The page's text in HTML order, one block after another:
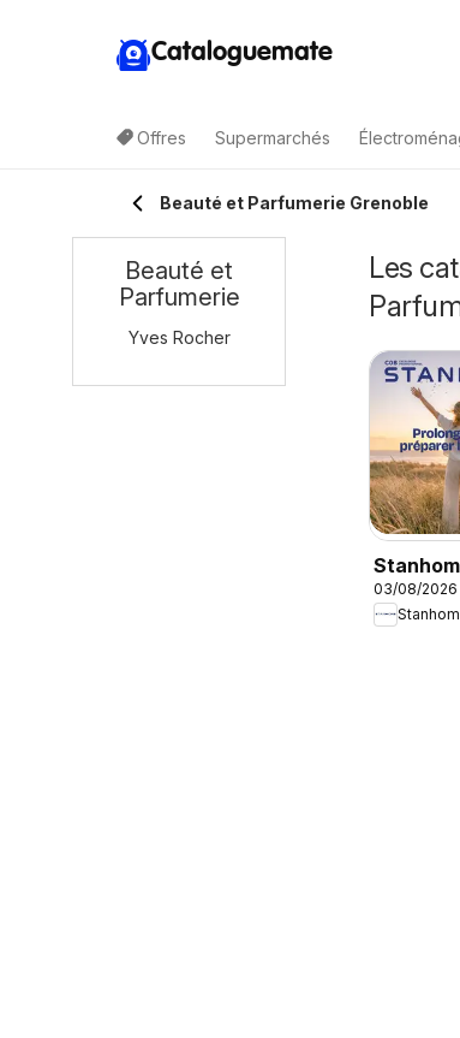
Cataloguemate
Offres Supermarchés
Beauté et Parfumerie Grenoble
Les
03/08/2026
Beauté et
Parfumerie
Yves Rocher